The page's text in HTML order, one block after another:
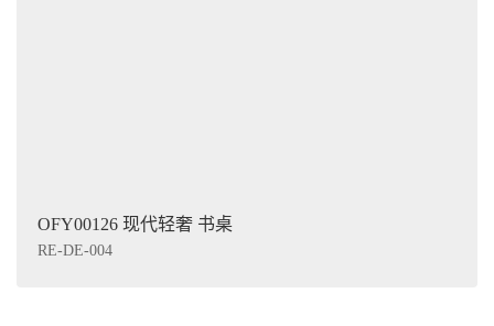
OFY00126 现代轻奢 书桌
RE-DE-004